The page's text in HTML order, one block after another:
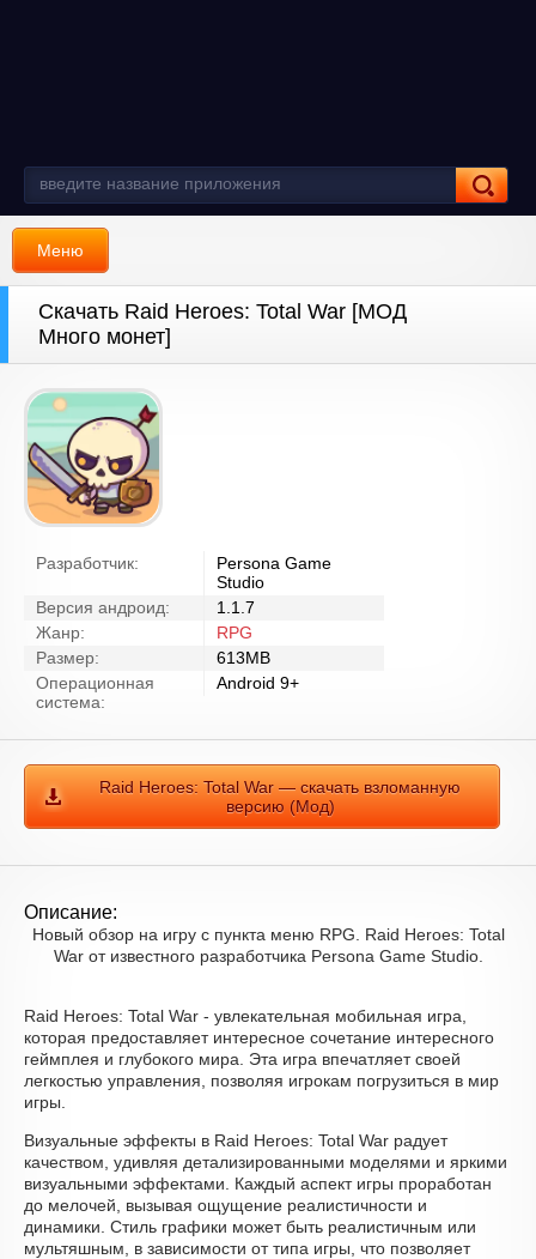
Меню
Скачать Raid Heroes: Total War [МОД
Много монет]
Разработчик:
Persona Game
Studio
Версия андроид:
1.1.7
Жанр:
RPG
Размер:
613MB
Операционная
система:
Android 9+
Raid Heroes: Total War — скачать взломанную
версию (Мод)
Описание:
Новый обзор на игру с пункта меню RPG. Raid Heroes: Total
War от известного разработчика Persona Game Studio.
Raid Heroes: Total War - увлекательная мобильная игра,
которая предоставляет интересное сочетание интересного
геймплея и глубокого мира. Эта игра впечатляет своей
легкостью управления, позволяя игрокам погрузиться в мир
игры.
Визуальные эффекты в Raid Heroes: Total War радует
качеством, удивляя детализированными моделями и яркими
визуальными эффектами. Каждый аспект игры проработан
до мелочей, вызывая ощущение реалистичности и
динамики. Стиль графики может быть реалистичным или
мультяшным, в зависимости от типа игры, что позволяет